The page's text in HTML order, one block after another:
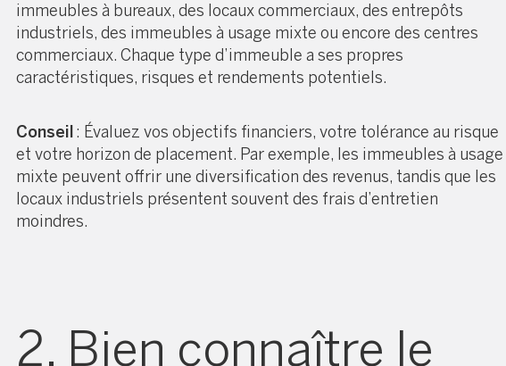
immeubles à bureaux, des locaux commerciaux, des entrepôts
industriels, des immeubles à usage mixte ou encore des centres
commerciaux. Chaque type d’immeuble a ses propres
caractéristiques, risques et rendements potentiels.
Conseil : Évaluez vos objectifs financiers, votre tolérance au risque
et votre horizon de placement. Par exemple, les immeubles à usage
mixte peuvent offrir une diversification des revenus, tandis que les
locaux industriels présentent souvent des frais d’entretien
moindres.
2. Bien connaître le